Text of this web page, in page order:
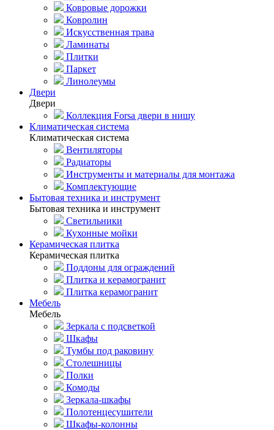
Ковровые дорожки
Ковролин
Искусственная трава
Ламинаты
Плитки
Паркет
Линолеумы
Двери
Двери
Коллекция Forsa двери в нишу
Климатическая система
Климатическая система
Вентиляторы
Радиаторы
Инструменты и материалы для монтажа
Комплектующие
Бытовая техника и инструмент
Бытовая техника и инструмент
Светильники
Кухонные мойки
Керамическая плитка
Керамическая плитка
Поддоны для ограждений
Плитка и керамогранит
Плитка керамогранит
Мебель
Мебель
Зеркала с подсветкой
Шкафы
Тумбы под раковину
Столешницы
Полки
Комоды
Зеркала-шкафы
Полотенцесушители
Шкафы-колонны